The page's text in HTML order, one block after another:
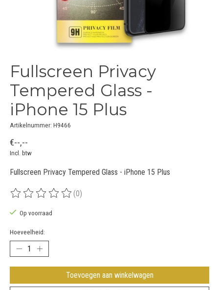
Fullscreen Privacy
Tempered Glass -
iPhone 15 Plus
Artikelnummer: H9466
€--,--
Incl. btw
Fullscreen Privacy Tempered Glass - iPhone 15 Plus
De beoordeling van dit product is
(0)
Op voorraad
Hoeveelheid:
Toevoegen aan winkelwagen